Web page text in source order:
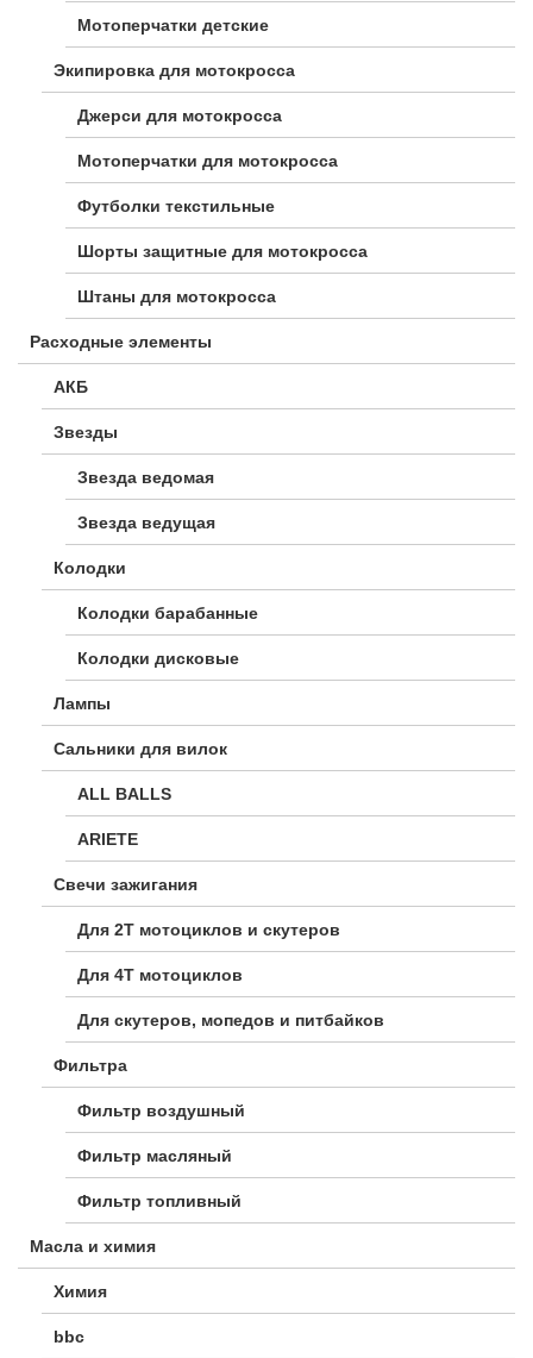
Мотоперчатки детские
Экипировка для мотокросса
Джерси для мотокросса
Мотоперчатки для мотокросса
Футболки текстильные
Шорты защитные для мотокросса
Штаны для мотокросса
Расходные элементы
АКБ
Звезды
Звезда ведомая
Звезда ведущая
Колодки
Колодки барабанные
Колодки дисковые
Лампы
Сальники для вилок
ALL BALLS
ARIETE
Свечи зажигания
Для 2Т мотоциклов и скутеров
Для 4Т мотоциклов
Для скутеров, мопедов и питбайков
Фильтра
Фильтр воздушный
Фильтр масляный
Фильтр топливный
Масла и химия
Химия
bbc